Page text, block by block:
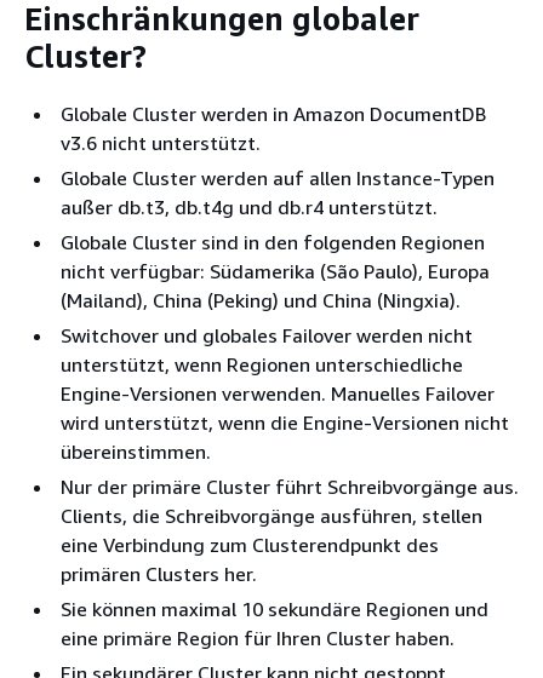
Einschränkungen globaler
Cluster?
Globale Cluster werden in Amazon DocumentDB
v3.6 nicht unterstützt.
Globale Cluster werden auf allen Instance-Typen
außer db.t3, db.t4g und db.r4 unterstützt.
Globale Cluster sind in den folgenden Regionen
nicht verfügbar: Südamerika (São Paulo), Europa
(Mailand), China (Peking) und China (Ningxia).
Switchover und globales Failover werden nicht
unterstützt, wenn Regionen unterschiedliche
Engine-Versionen verwenden. Manuelles Failover
wird unterstützt, wenn die Engine-Versionen nicht
übereinstimmen.
Nur der primäre Cluster führt Schreibvorgänge aus.
Clients, die Schreibvorgänge ausführen, stellen
eine Verbindung zum Clusterendpunkt des
primären Clusters her.
Sie können maximal 10 sekundäre Regionen und
eine primäre Region für Ihren Cluster haben.
Ein sekundärer Cluster kann nicht gestoppt